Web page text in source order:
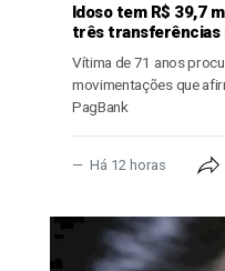
Idoso tem R$ 39,7
três transferências
Vítima de 71 anos
movimentações que
PagBank
Há 12 horas